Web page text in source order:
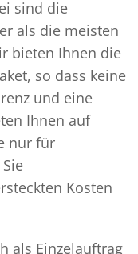
sind die
als die meisten
bieten Ihnen die
so dass keine
und eine
Ihnen auf
nur für
Kosten
als Einzelauftrag